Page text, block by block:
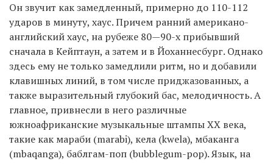
Он звучит как замедленный, примерно до 110-112
ударов в минуту, хаус. Причем ранний американо-
английский хаус, на рубеже 80—90-х прибывший
сначала в Кейптаун, а затем и в Йоханнесбург. Однако
здесь ему не только замедлили ритм, но и добавили
клавишных линий, в том числе приджазованных, а
также выразительный глубокий бас, мелодичность. А
главное, привнесли в него различные
южноафриканские музыкальные штампы XX века,
такие как мараби (marabi), кела (kwela), мбаканга
(mbaqanga), баблгам-поп (bubblegum-pop). Язык, на